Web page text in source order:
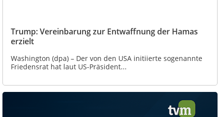
Trump: Vereinbarung zur Entwaffnung der Hamas
erzielt
Washington (dpa) – Der von den USA initiierte sogenannte
Friedensrat hat laut US-Präsident...